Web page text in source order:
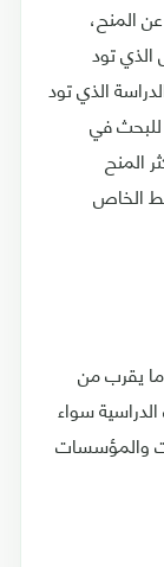
المنح،
الذي تود
الذي تود
للبحث في
المنح
الخاص
ما يقرب من
سواء
والمؤسسات